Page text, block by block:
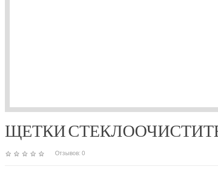
ЩЕТКИ СТЕКЛООЧИСТИТЕЛЯ
Отзывов: 0